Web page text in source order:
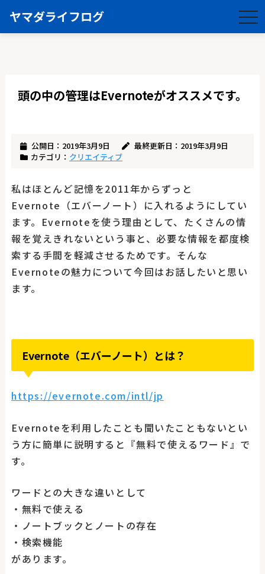
ヤマダライフログ
頭の中の管理はEvernoteがオススメです。
公開日：2019年3月9日
最終更新日：2019年3月9日
カテゴリ： クリエイティブ
私はほとんど記憶を2011年からずっと
Evernote（エバーノート）に入れるようにしてい
ます。Evernoteを使う理由として、たくさんの情
報を覚えきれないという事と、必要な情報を都度検
索する手間を軽減させるためです。そんな
Evernoteの魅力について今回はお話したいと思い
ます。
Evernote（エバーノート）とは？
https://evernote.com/intl/jp
Evernoteを利用したことも聞いたこともないとい
う方に簡単に説明すると『無料で使えるワード』で
す。
ワードとの大きな違いとして
・無料で使える
・ノートブックとノートの存在
・検索機能
があります。